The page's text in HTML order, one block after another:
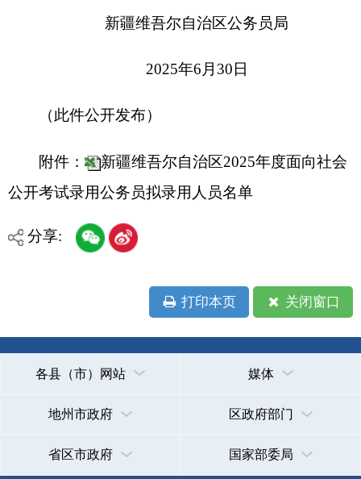
打印本页 关闭窗口
地州市政府
省区市政府 国家部委局
主办：克孜勒苏柯尔克孜自治州人民政府办公室
新ICP备2022000247号
政府网站标识码：6530000002 法律声明 关于我们